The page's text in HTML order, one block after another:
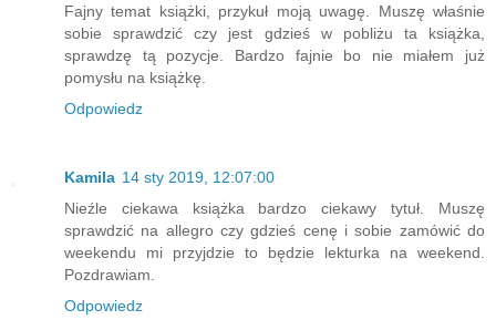
Fajny temat książki, przykuł moją uwagę. Muszę właśnie
sobie sprawdzić czy jest gdzieś w pobliżu ta książka,
sprawdzę tą pozycje. Bardzo fajnie bo nie miałem już
pomysłu na książkę.
Odpowiedz
Kamila 14 sty 2019, 12:07:00
Nieźle ciekawa książka bardzo ciekawy tytuł. Muszę
sprawdzić na allegro czy gdzieś cenę i sobie zamówić do
weekendu mi przyjdzie to będzie lekturka na weekend.
Pozdrawiam.
Odpowiedz